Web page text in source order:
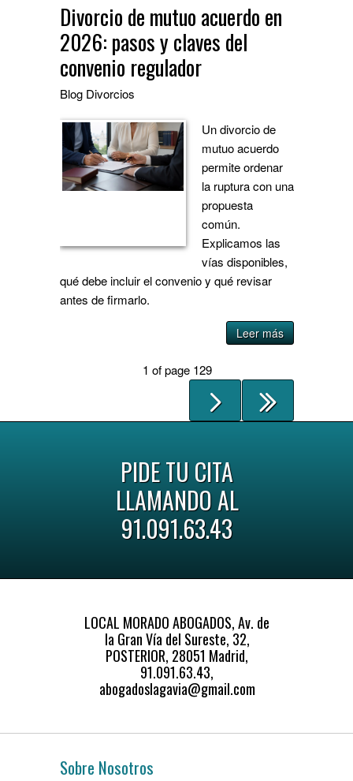
Divorcio de mutuo acuerdo en
2026: pasos y claves del
convenio regulador
Blog Divorcios
Un divorcio de
mutuo acuerdo
permite ordenar
la ruptura con una
propuesta
común.
Explicamos las
vías disponibles,
qué debe incluir el convenio y qué revisar
antes de firmarlo.
Leer más
1 of page 129
PIDE TU CITA
LLAMANDO AL
91.091.63.43
LOCAL MORADO ABOGADOS, Av. de
la Gran Vía del Sureste, 32,
POSTERIOR, 28051 Madrid,
91.091.63.43,
abogadoslagavia@gmail.com
Sobre Nosotros